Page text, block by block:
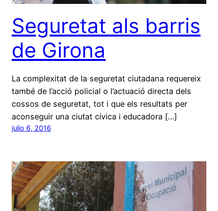
Seguretat als barris
de Girona
La complexitat de la seguretat ciutadana requereix
també de l’acció policial o l’actuació directa dels
cossos de seguretat, tot i que els resultats per
aconseguir una ciutat cívica i educadora […]
julio 6, 2016